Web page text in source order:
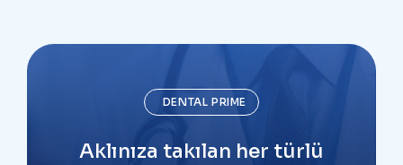
DENTAL PRIME
Aklınıza takılan her türlü